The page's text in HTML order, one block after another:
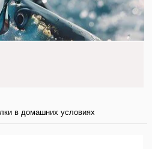
в домашних условиях